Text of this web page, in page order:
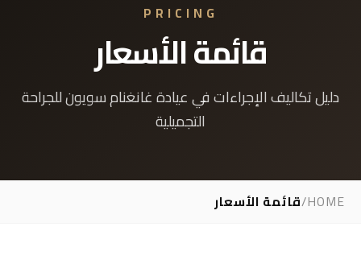
PRICING
قائمة الأسعار
دليل تكاليف الإجراءات في عيادة غانغنام سويون للجراحة
التجميلية
HOME
/قائمة الأسعار